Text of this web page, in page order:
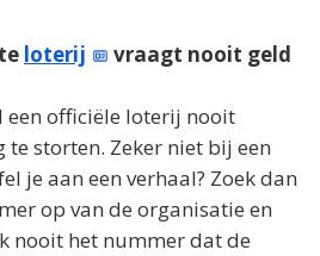
loterij
vraagt nooit geld
een officiële loterij nooit
storten. Zeker niet bij een
je aan een verhaal? Zoek dan
op van de organisatie en
nooit het nummer dat de